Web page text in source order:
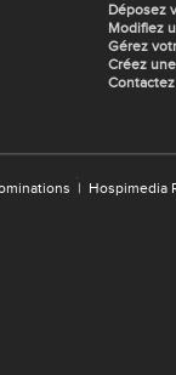
Déposez
Modifiez
Gérez
Créez
| Hospimedia